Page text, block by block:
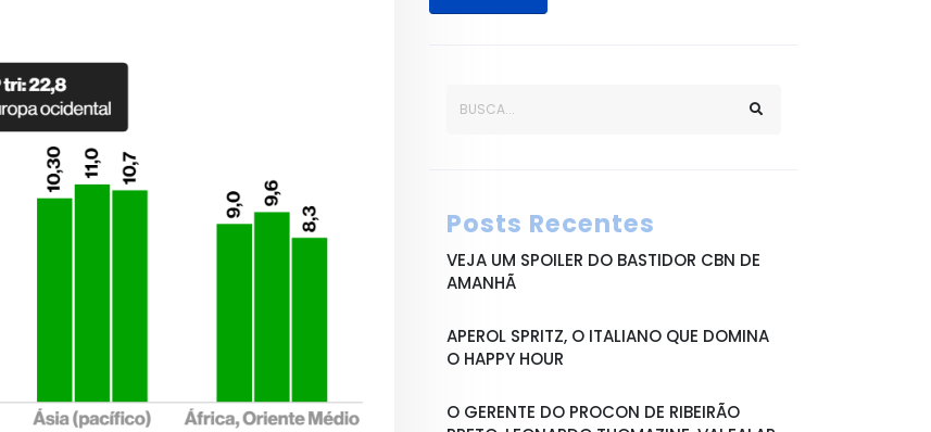
Posts Recentes
VEJA UM SPOILER DO BASTIDOR CBN DE
AMANHÃ
APEROL SPRITZ, O ITALIANO QUE DOMINA
O HAPPY HOUR
O GERENTE DO PROCON DE RIBEIRÃO